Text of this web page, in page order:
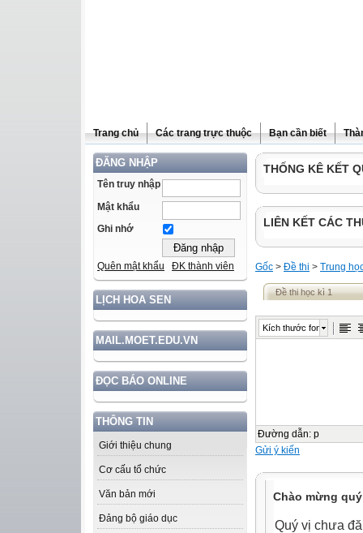
Trang chủ Các trang trực thuộc Bạn cần biết
ĐĂNG NHẬP
Tên truy nhập
Mật khẩu
Ghi nhớ
Quên mật khẩu ĐK thành viên
LỊCH HOA SEN
MAIL.MOET.EDU.VN
ĐỌC BÁO ONLINE
THÔNG TIN
Giới thiệu chung
Cơ cấu tổ chức
Văn bản mới
Đảng bộ giáo dục
THỐNG KÊ KẾT
LIÊN KẾT CÁC
Gốc > Đề thi > Trung
Đề thi học kì 1
Kích thước font
Đường dẫn: p
Gửi ý kiến
Chào mừng quý
Quý vị chưa